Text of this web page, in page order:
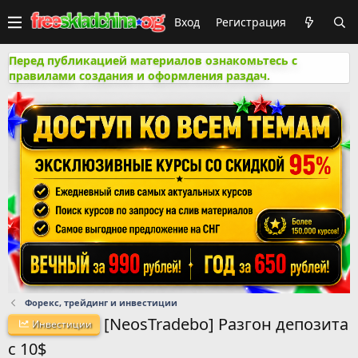
Вход Регистрация
Перед публикацией материалов ознакомьтесь с
правилами создания и оформления раздач.
Форекс, трейдинг и инвестиции
Инвестиции
[NeosTradebo] Разгон депозита
с 10$